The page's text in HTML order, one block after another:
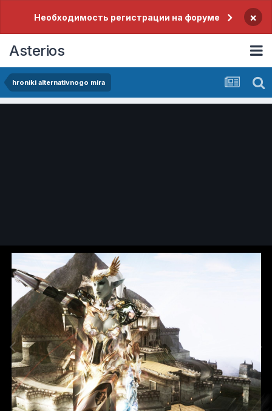
Необходимость регистрации на форуме ×
Asterios
hroniki alternativnogo mira